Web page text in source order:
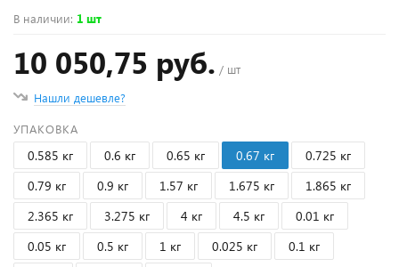
В наличии: 1 шт
10 050,75 руб. / шт
Нашли дешевле?
УПАКОВКА
0.585 кг 0.6 кг 0.65 кг 0.67 кг
0.725 кг
0.79 кг
0.9 кг 1.57 кг 1.675 кг
1.865 кг
2.365 кг
3.275 кг 4 кг 4.5 кг
0.01 кг
0.05 кг
0.5 кг 1 кг 0.025 кг
0.1 кг